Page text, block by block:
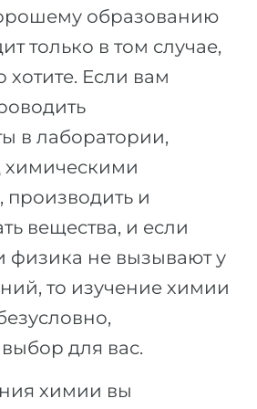
образованию
только в том случае,
хотите. Если вам
в лаборатории,
химическими
и
вещества, и если
физика не вызывают у
то изучение химии
для вас.
химии вы